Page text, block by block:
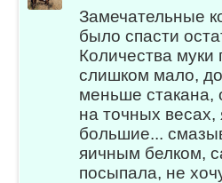
Замечательные
было спасти
Количества муки
слишком мало,
меньше стакана,
на точных
большие...
яичным белком,
посыпала, не